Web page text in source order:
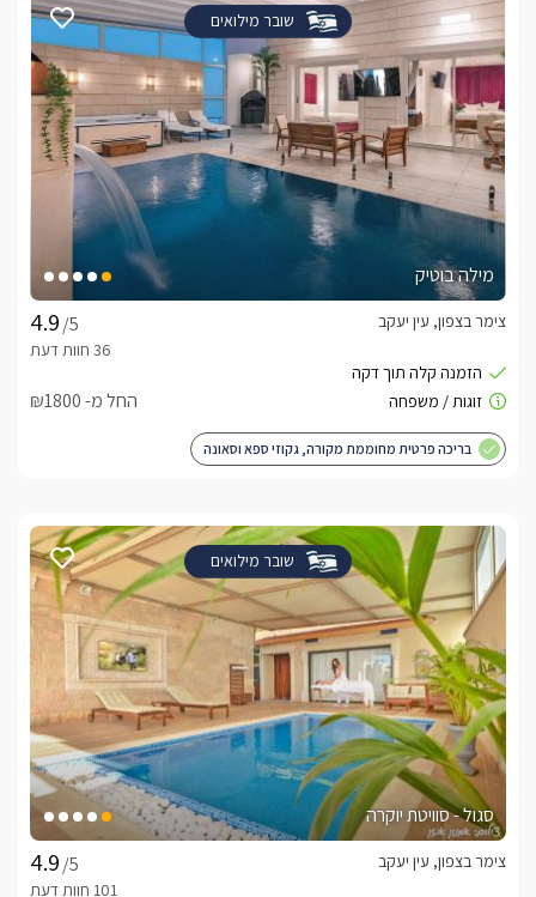
שובר מילואים
מילה בוטיק
/5
צימר בצפון, עין יעקב
החל מ- ₪1800
בריכה פרטית מחוממת מקורה, גקוזי ספא וסאונה
שובר מילואים
סגול - סוויטת יוקרה
/5
צימר בצפון, עין יעקב